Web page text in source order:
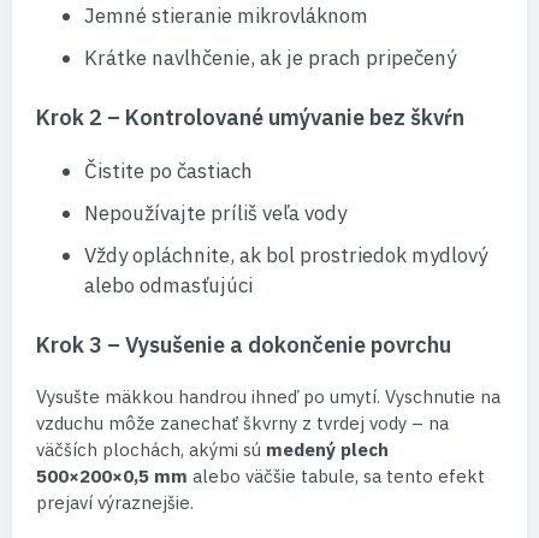
Jemné stieranie mikrovláknom
Krátke navlhčenie, ak je prach pripečený
Krok 2 – Kontrolované umývanie bez škvŕn
Čistite po častiach
Nepoužívajte príliš veľa vody
Vždy opláchnite, ak bol prostriedok mydlový
alebo odmasťujúci
Krok 3 – Vysušenie a dokončenie povrchu
Vysušte mäkkou handrou ihneď po umytí. Vyschnutie na
vzduchu môže zanechať škvrny z tvrdej vody – na
väčších plochách, akými sú medený plech
500×200×0,5 mm alebo väčšie tabule, sa tento efekt
prejaví výraznejšie.